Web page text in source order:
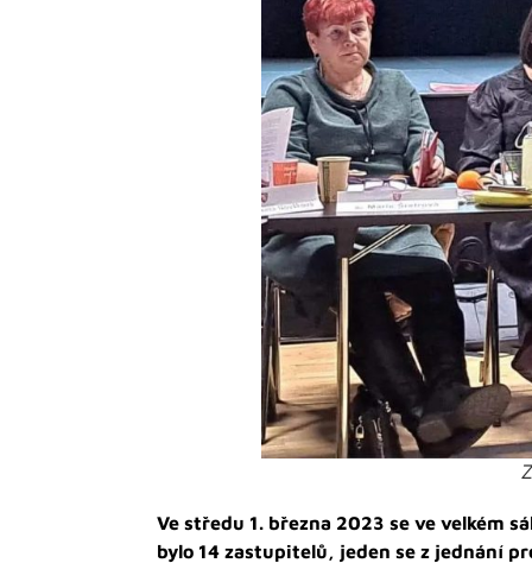
Ve středu 1. března 2023 se ve velkém
bylo 14 zastupitelů, jeden se z jednání